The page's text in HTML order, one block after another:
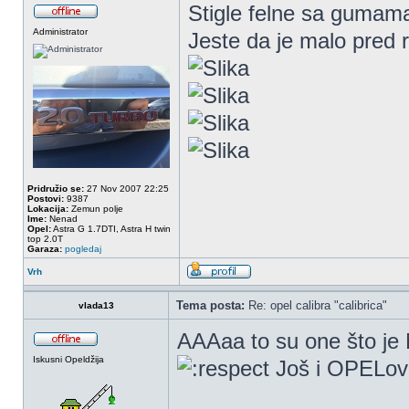
Administrator
Pridružio se: 27 Nov 2007 22:25
Postovi: 9387
Lokacija: Zemun polje
Ime: Nenad
Opel:Astra G 1.7DTI, Astra H twin
top 2.0T
Garaza: pogledaj
Stigle felne sa
Jeste da je malo pred
Vrh
vlada13 Tema posta: Re: opel calibra "calibrica"
Iskusni Opeldžija
AAAaa to su one što je
Još i